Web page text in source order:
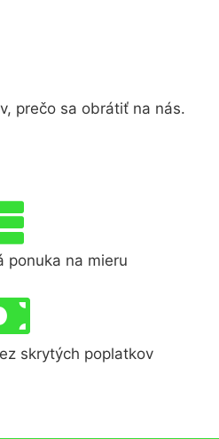
prečo sa obrátiť na nás.
ponuka na mieru
skrytých poplatkov